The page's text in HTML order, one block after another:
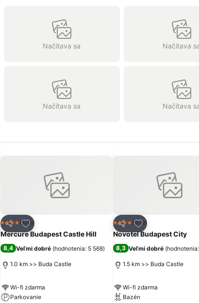
Načítava sa Načítava
Načítava sa Načítava
Zdieľať
Pridať do obľúbených
4 Počet hviezdičiek
Hotel
Mercure Budapest Castle Hill
8,4 Veľmi dobré (hodnotenia: 5 568)
1.0 km >> Buda Castle
Wi-fi zdarma
Parkovanie
Zdieľať
Pridať do
4 Počet hviezdičiek
Hotel
Novotel Budapest City
8,3 Veľmi dobré (
1.5 km >> Buda Castle
Wi-fi zdarma
Bazén